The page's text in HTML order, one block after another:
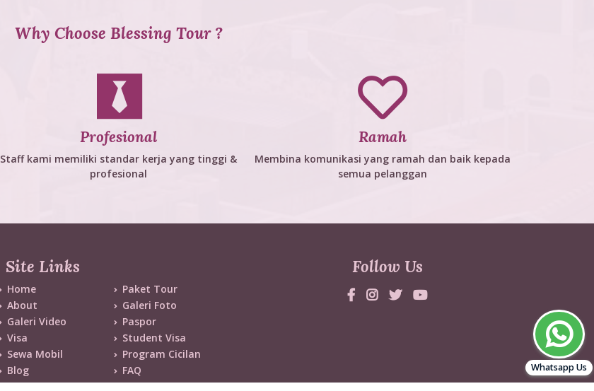
Why Choose Blessing Tour ?
Profesional
Staff kami memiliki standar kerja yang tinggi &
profesional
Ramah
Membina komunikasi yang ramah dan baik kepada
semua pelanggan
Site Links
Home
Paket Tour
About
Galeri Foto
Galeri Video
Paspor
Visa
Student Visa
Sewa Mobil
Program Cicilan
Blog
FAQ
Contact
Expired Tour
Follow Us
Whatsapp Us